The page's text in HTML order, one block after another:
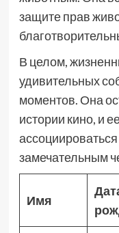
защите прав
В целом,
удивительных
моментов. Она
истории кино, и
замечательным
Имя